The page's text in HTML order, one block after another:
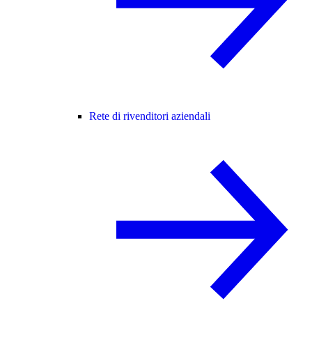
Rete di rivenditori aziendali